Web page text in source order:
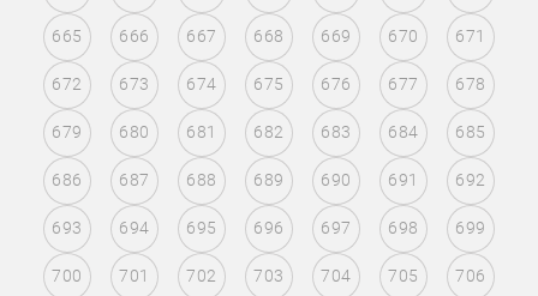
665 666 667 668 669 670 671
672 673 674 675 676 677 678
679 680 681 682 683 684 685
686 687 688 689 690 691 692
693 694 695 696 697 698 699
700 701 702 703 704 705 706